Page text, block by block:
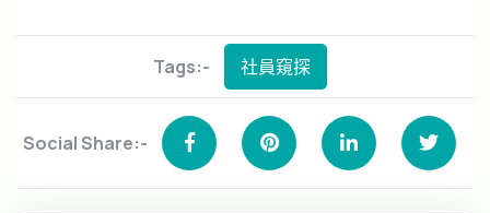
Tags:- 社員窺探
Social Share:-